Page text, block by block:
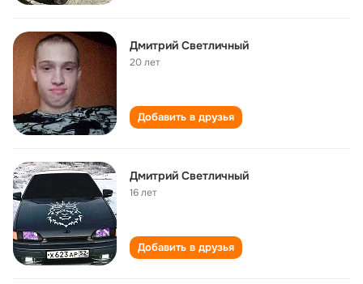
Дмитрий Светличный
20 лет
Добавить в друзья
Дмитрий Светличный
16 лет
Добавить в друзья